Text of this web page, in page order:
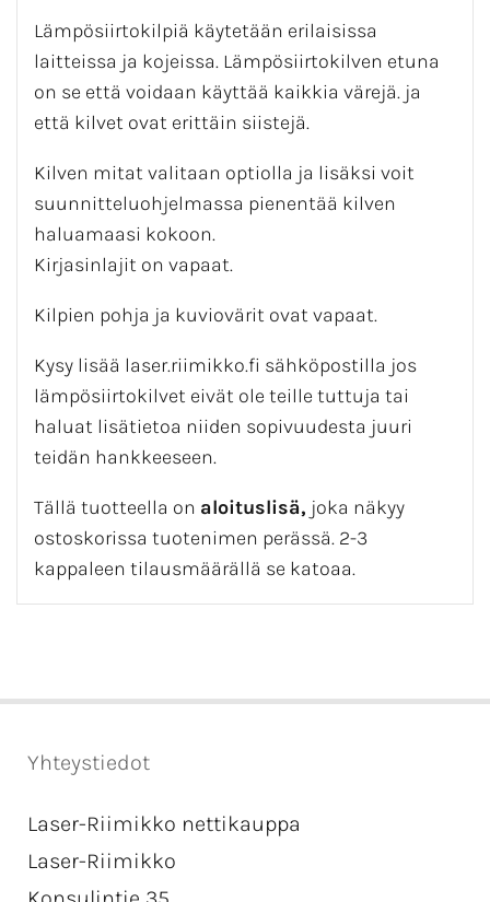
Lämpösiirtokilpiä käytetään erilaisissa
laitteissa ja kojeissa. Lämpösiirtokilven etuna
on se että voidaan käyttää kaikkia värejä. ja
että kilvet ovat erittäin siistejä.
Kilven mitat valitaan optiolla ja lisäksi voit
suunnitteluohjelmassa pienentää kilven
haluamaasi kokoon.
Kirjasinlajit on vapaat.
Kilpien pohja ja kuviovärit ovat vapaat.
Kysy lisää laser.riimikko.fi sähköpostilla jos
lämpösiirtokilvet eivät ole teille tuttuja tai
haluat lisätietoa niiden sopivuudesta juuri
teidän hankkeeseen.
Tällä tuotteella on aloituslisä, joka näkyy
ostoskorissa tuotenimen perässä. 2-3
kappaleen tilausmäärällä se katoaa.
Yhteystiedot
Laser-Riimikko nettikauppa
Laser-Riimikko